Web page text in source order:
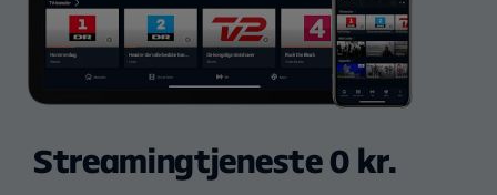
Streamingtjeneste 0 kr.